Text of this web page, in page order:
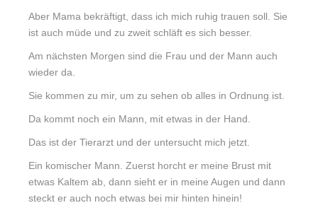
Aber Mama bekräftigt, dass ich mich ruhig trauen soll. Sie
ist auch müde und zu zweit schläft es sich besser.
Am nächsten Morgen sind die Frau und der Mann auch
wieder da.
Sie kommen zu mir, um zu sehen ob alles in Ordnung ist.
Da kommt noch ein Mann, mit etwas in der Hand.
Das ist der Tierarzt und der untersucht mich jetzt.
Ein komischer Mann. Zuerst horcht er meine Brust mit
etwas Kaltem ab, dann sieht er in meine Augen und dann
steckt er auch noch etwas bei mir hinten hinein!